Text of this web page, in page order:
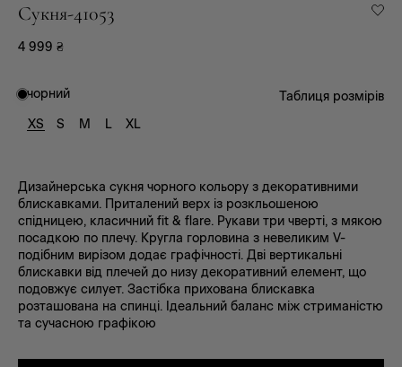
Сукня-41053
4 999 ₴
чорний
XS
S M L XL
Таблиця розмірів
Дизайнерська сукня чорного кольору з декоративними
блискавками. Приталений верх із розкльошеною
спідницею, класичний fit & flare. Рукави три чверті, з мякою
посадкою по плечу. Кругла горловина з невеликим V-
подібним вирізом додає графічності. Дві вертикальні
блискавки від плечей до низу декоративний елемент, що
подовжує силует. Застібка прихована блискавка
розташована на спинці. Ідеальний баланс між стриманістю
та сучасною графікою